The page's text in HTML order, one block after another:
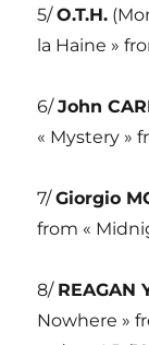
5/O.T.H.
la Haine »
6/John
« Mystery »
7/Giorgio
from «
8/ REAGAN
Nowhere »